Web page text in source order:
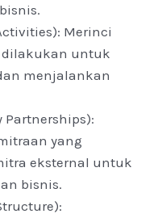
Merinci
dilakukan untuk
menjalankan
Partnerships):
yang
eksternal untuk
bisnis.